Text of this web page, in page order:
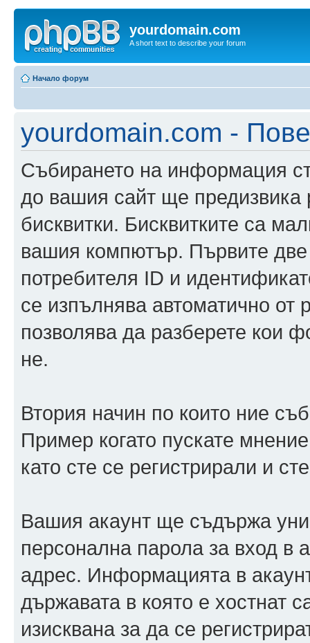
yourdomain.com
A short text to describe your forum
Начало форум
yourdomain.com -
Събирането на информация
до вашия сайт ще
бисквитки. Бисквитките са
вашия компютър. Първите
потребителя ID и
се изпълнява автоматично от
позволява да разберете кои
не.
Втория начин по които ние
Пример когато пускате
като сте се регистрирали и
Вашия акаунт ще съдържа
персонална парола за вход в
адрес. Информацията в
държавата в която е хостнат
изисквана за да се